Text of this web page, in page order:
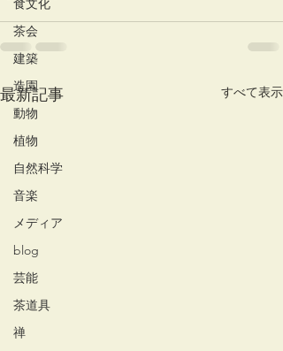
食文化
茶会
建築
造園
動物
植物
自然科学
音楽
メディア
blog
芸能
茶道具
禅
最新記事 すべて表示